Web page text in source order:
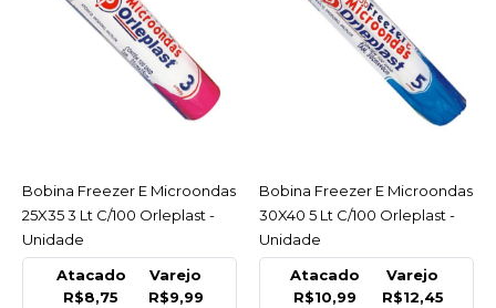
LISTA DE DESEJO
Bobina Freezer E
Microondas 20X35 2 Lt
R$7,49
COMPRAR
ACESSAR
Bobina Freezer E Microondas
25X35 3 Lt C/100 Orleplast -
Unidade
Atacado
R$8,75
Varejo
R$9,99
ACESSAR
Bobina Freezer E Microondas
30X40 5 Lt C/100 Orleplast -
Unidade
Atacado
R$10,99
Varejo
R$12,45